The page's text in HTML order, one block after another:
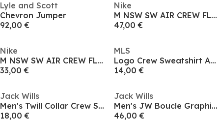
Lyle and Scott
Chevron Jumper
92,00 €
Nike
M NSW SW AIR CREW FLC BB
47,00 €
Nike
M NSW SW AIR CREW FLC BB
33,00 €
MLS
Logo Crew Sweatshirt Adults
14,00 €
Jack Wills
Men's Twill Collar Crew Sweatshirt
18,00 €
Jack Wills
Men's JW Boucle Graphic Crew Sweatshirt
46,00 €